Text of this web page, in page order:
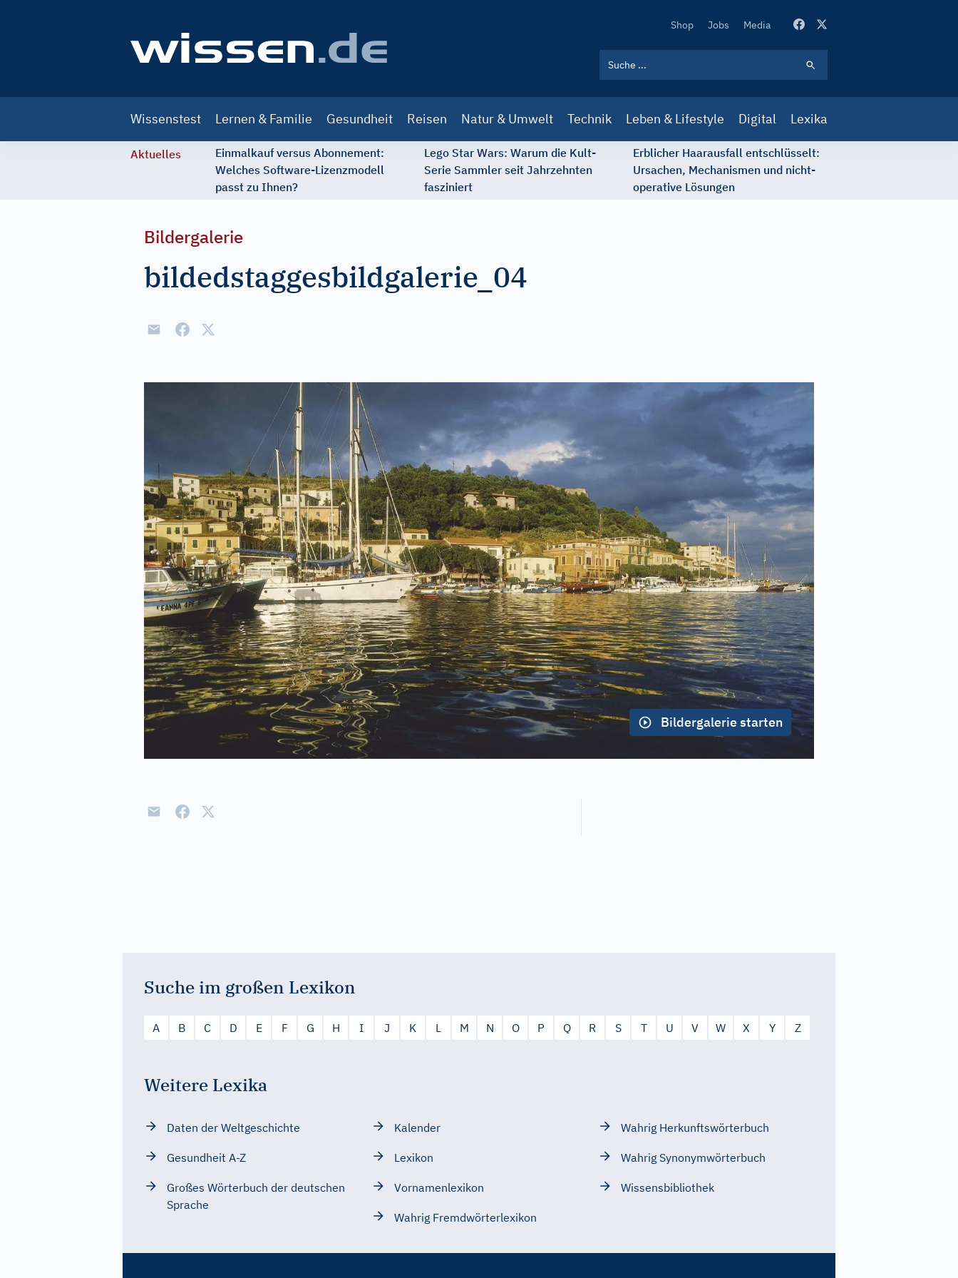
Secondary
Shop Jobs Media
navigation
Wissenstest Lernen & Familie Gesundheit Reisen Natur & Umwelt Technik Leben & Lifestyle Digital Lexika
Aktuelles
Einmalkauf versus Abonnement:
Welches Software-Lizenzmodell
passt zu Ihnen?
Lego Star Wars: Warum die Kult-
Serie Sammler seit Jahrzehnten
fasziniert
Erblicher Haarausfall entschlüsselt:
Ursachen, Mechanismen und nicht-
operative Lösungen
Bildergalerie
bildedstaggesbildgalerie_04
Bildergalerie starten
Suche im großen Lexikon
A B C D E F G H I J K L M N O P Q R S T U V W X Y Z
Weitere Lexika
Daten der Weltgeschichte
Gesundheit A-Z
Großes Wörterbuch der deutschen
Sprache
Kalender
Lexikon
Vornamenlexikon
Wahrig Fremdwörterlexikon
Wahrig Herkunftswörterbuch
Wahrig Synonymwörterbuch
Wissensbibliothek